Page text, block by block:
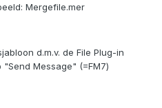
Mergefile.mer
d.m.v. de File Plug-in
Message" (=FM7)